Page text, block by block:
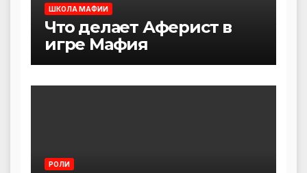
ШКОЛА МАФИИ
Что делает Аферист в
игре Мафия
РОЛИ